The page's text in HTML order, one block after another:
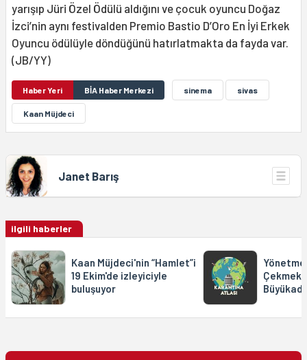
yarışıp Jüri Özel Ödülü aldığını ve çocuk oyuncu Doğaz
İzci’nin aynı festivalden Premio Bastio D’Oro En İyi Erkek
Oyuncu ödülüyle döndüğünü hatırlatmakta da fayda var.
(JB/YY)
Haber Yeri BİA Haber Merkezi sinema sivas
Kaan Müjdeci
Janet Barış
ilgili haberler
Kaan Müjdeci'nin “Hamlet”i
19 Ekim'de izleyiciyle
buluşuyor
Çekmek